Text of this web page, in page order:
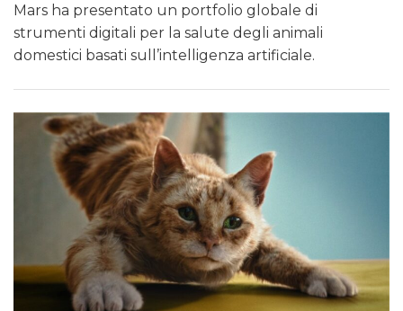
Mars ha presentato un portfolio globale di
strumenti digitali per la salute degli animali
domestici basati sull’intelligenza artificiale.